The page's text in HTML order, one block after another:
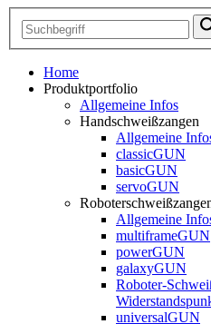
Home
Produktportfolio
Allgemeine Infos
Handschweißzangen
Allgemeine
classicGUN
basicGUN
servoGUN
Allgemeine
multiframeGUN
powerGUN
galaxyGUN
Roboter-
universalGUN